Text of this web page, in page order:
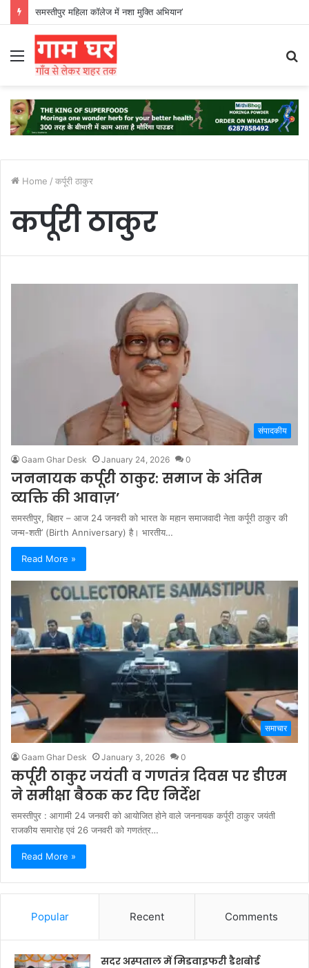
समस्तीपुर महिला कॉलेज में नशा मुक्ति अभियान’
Menu
Home / कर्पूरी ठाकुर
कर्पूरी ठाकुर
संपादकीय
Gaam Ghar Desk January 24, 2026 0
जननायक कर्पूरी ठाकुर: समाज के अंतिम
व्यक्ति की आवाज़’
समस्तीपुर, बिहार – आज 24 जनवरी को भारत के महान समाजवादी नेता कर्पूरी ठाकुर की
जन्म-शती’ (Birth Anniversary) है। भारतीय…
Read More »
समाचार
Gaam Ghar Desk January 3, 2026 0
कर्पूरी ठाकुर जयंती व गणतंत्र दिवस पर डीएम
ने समीक्षा बैठक कर दिए निर्देश
समस्तीपुर : आगामी 24 जनवरी को आयोजित होने वाले जननायक कर्पूरी ठाकुर जयंती
राजकीय समारोह एवं 26 जनवरी को गणतंत्र…
Read More »
Popular Recent Comments
सदर अस्पताल में मिडवाइफरी डैशबोर्ड